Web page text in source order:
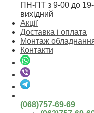
ПН-ПТ з 9-00 до
вихідний
Акції
Доставка і оплата
Монтаж
Контакти
(068)757-69-69